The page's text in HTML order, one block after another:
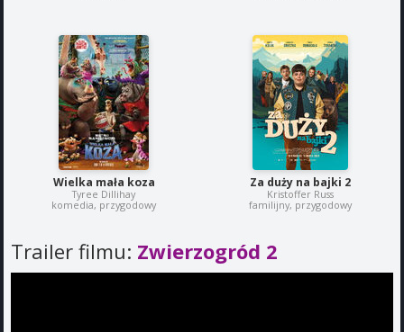
Wielka mała koza
Tyree Dillihay
komedia, przygodowy
Za duży na bajki 2
Kristoffer Russ
familijny, przygodowy
Trailer filmu: Zwierzogród 2